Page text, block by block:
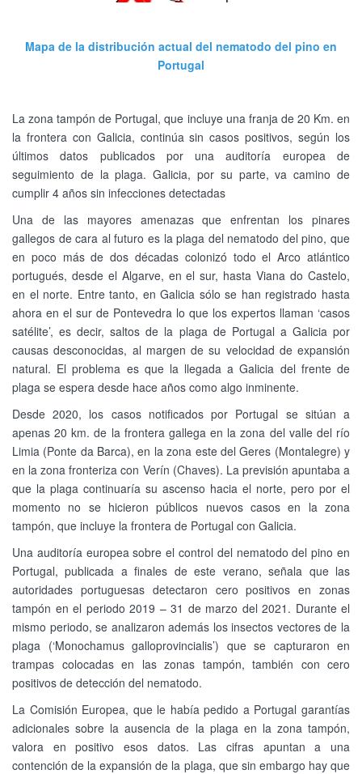
Mapa de la distribución actual del nematodo del pino en
Portugal
La zona tampón de Portugal, que incluye una franja de 20 Km. en
la frontera con Galicia, continúa sin casos positivos, según los
últimos datos publicados por una auditoría europea de
seguimiento de la plaga. Galicia, por su parte, va camino de
cumplir 4 años sin infecciones detectadas
Una de las mayores amenazas que enfrentan los pinares
gallegos de cara al futuro es la plaga del nematodo del pino, que
en poco más de dos décadas colonizó todo el Arco atlántico
portugués, desde el Algarve, en el sur, hasta Viana do Castelo,
en el norte. Entre tanto, en Galicia sólo se han registrado hasta
ahora en el sur de Pontevedra lo que los expertos llaman ‘casos
satélite’, es decir, saltos de la plaga de Portugal a Galicia por
causas desconocidas, al margen de su velocidad de expansión
natural. El problema es que la llegada a Galicia del frente de
plaga se espera desde hace años como algo inminente.
Desde 2020, los casos notificados por Portugal se sitúan a
apenas 20 km. de la frontera gallega en la zona del valle del río
Limia (Ponte da Barca), en la zona este del Geres (Montalegre) y
en la zona fronteriza con Verín (Chaves). La previsión apuntaba a
que la plaga continuaría su ascenso hacia el norte, pero por el
momento no se hicieron públicos nuevos casos en la zona
tampón, que incluye la frontera de Portugal con Galicia.
Una auditoría europea sobre el control del nematodo del pino en
Portugal, publicada a finales de este verano, señala que las
autoridades portuguesas detectaron cero positivos en zonas
tampón en el periodo 2019 – 31 de marzo del 2021. Durante el
mismo periodo, se analizaron además los insectos vectores de la
plaga (‘Monochamus galloprovincialis’) que se capturaron en
trampas colocadas en las zonas tampón, también con cero
positivos de detección del nematodo.
La Comisión Europea, que le había pedido a Portugal garantías
adicionales sobre la ausencia de la plaga en la zona tampón,
valora en positivo esos datos. Las cifras apuntan a una
contención de la expansión de la plaga, que sin embargo hay que